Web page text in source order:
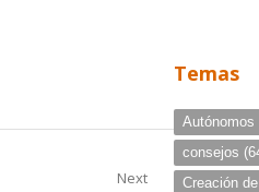
Next
Temas
Autónomos
consejos
Creación